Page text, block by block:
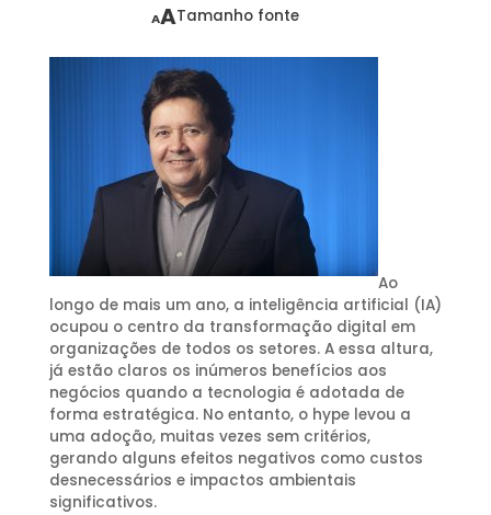
AATamanho fonte
Ao
longo de mais um ano, a inteligência artificial (IA)
ocupou o centro da transformação digital em
organizações de todos os setores. A essa altura,
já estão claros os inúmeros benefícios aos
negócios quando a tecnologia é adotada de
forma estratégica. No entanto, o hype levou a
uma adoção, muitas vezes sem critérios,
gerando alguns efeitos negativos como custos
desnecessários e impactos ambientais
significativos.